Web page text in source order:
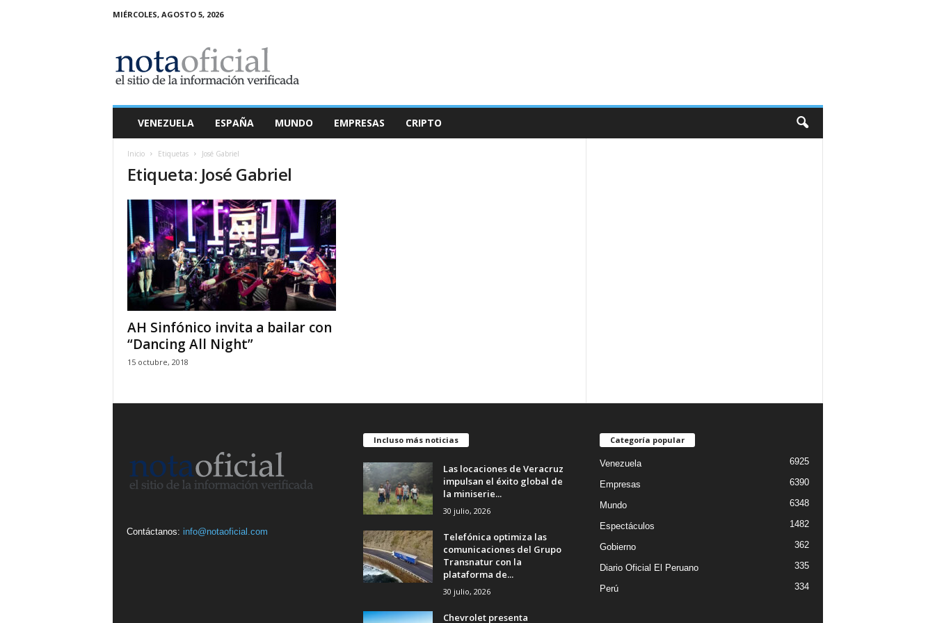
MIÉRCOLES, AGOSTO 5, 2026
a
O
VENEZUELA ESPAÑA MUNDO EMPRESAS CRIPTO
Inicio Etiquetas José Gabriel
Etiqueta: José Gabriel
AH Sinfónico invita a bailar con
“Dancing All Night”
15 octubre, 2018
Contáctanos: info@notaoficial.com
Incluso más noticias
Las locaciones de Veracruz
impulsan el éxito global de
la miniserie...
30 julio, 2026
Telefónica optimiza las
comunicaciones del Grupo
Transnatur con la
plataforma de...
30 julio, 2026
Chevrolet presenta
Categoría popular
Venezuela 6925
Empresas 6390
Mundo 6348
Espectáculos 1482
Gobierno 362
Diario Oficial El Peruano 335
Perú 334